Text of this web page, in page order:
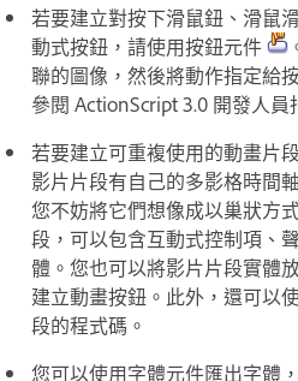
若要建立對按下滑鼠鈕、滑鼠
動式按鈕，請使用按鈕元件
聯的圖像，然後將動作指定給
參閱 ActionScript 3.0 開發人員
若要建立可重複使用的動畫片
影片片段有自己的多影格時間
您不妨將它們想像成以巢狀方
段，可以包含互動式控制項、
體。您也可以將影片片段實體
建立動畫按鈕。此外，還可以
段的程式碼。
您可以使用字體元件匯出字體